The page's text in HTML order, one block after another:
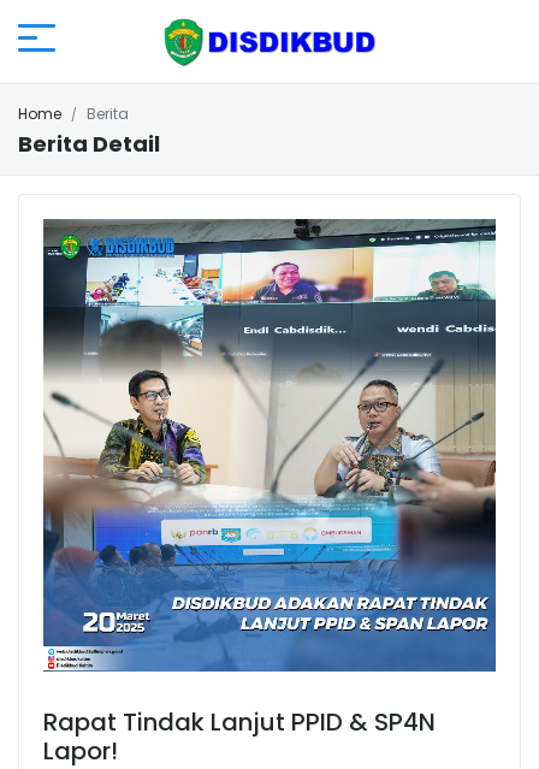
Home Berita
Berita Detail
Rapat Tindak Lanjut PPID & SP4N
Lapor!